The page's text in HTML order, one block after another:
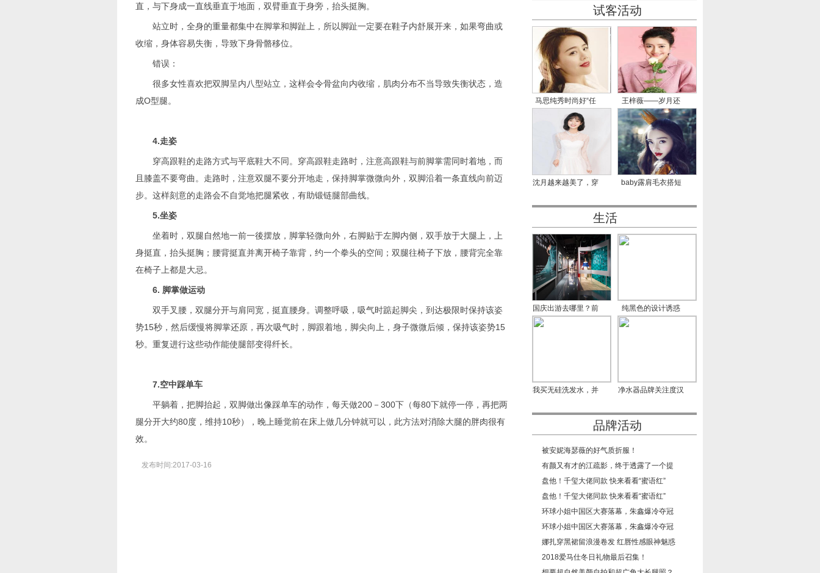
直，与下身成一直线垂直于地面，双臂垂直于身旁，抬头挺胸。
站立时，全身的重量都集中在脚掌和脚趾上，所以脚趾一定要在鞋子内舒展开来，如果弯曲或
收缩，身体容易失衡，导致下身骨骼移位。
错误：
很多女性喜欢把双脚呈内八型站立，这样会令骨盆向内收缩，肌肉分布不当导致失衡状态，造
成O型腿。
4.走姿
穿高跟鞋的走路方式与平底鞋大不同。穿高跟鞋走路时，注意高跟鞋与前脚掌需同时着地，而
且膝盖不要弯曲。走路时，注意双腿不要分开地走，保持脚掌微微向外，双脚沿着一条直线向前迈
步。这样刻意的走路会不自觉地把腿紧收，有助锻链腿部曲线。
5.坐姿
坐着时，双腿自然地一前一後摆放，脚掌轻微向外，右脚贴于左脚内侧，双手放于大腿上，上
身挺直，抬头挺胸；腰背挺直并离开椅子靠背，约一个拳头的空间；双腿往椅子下放，腰背完全靠
在椅子上都是大忌。
6. 脚掌做运动
双手叉腰，双腿分开与肩同宽，挺直腰身。调整呼吸，吸气时踮起脚尖，到达极限时保持该姿
势15秒，然后缓慢将脚掌还原，再次吸气时，脚跟着地，脚尖向上，身子微微后倾，保持该姿势15
秒。重复进行这些动作能使腿部变得纤长。
7.空中踩单车
平躺着，把脚抬起，双脚做出像踩单车的动作，每天做200－300下（每80下就停一停，再把两
腿分开大约80度，维持10秒），晚上睡觉前在床上做几分钟就可以，此方法对消除大腿的胖肉很有
效。
发布时间:2017-03-16
试客活动
马思纯秀时尚好“任
性”
王梓薇——岁月还
长，不
沈月越来越美了，穿
baby露肩毛衣搭短
生活
国庆出游去哪里？前
纯黑色的设计诱惑
我买无硅洗发水，并
净水器品牌关注度汉
品牌活动
​被安妮海瑟薇的好气质折服！
​有颜又有才的江疏影，终于透露了一个提
​盘他！千玺大佬同款 快来看看“蜜语红”
​盘他！千玺大佬同款 快来看看“蜜语红”
​环球小姐中国区大赛落幕，朱鑫爆冷夺冠
​环球小姐中国区大赛落幕，朱鑫爆冷夺冠
​娜扎穿黑裙留浪漫卷发 红唇性感眼神魅惑
​2018爱马仕冬日礼物最后召集！